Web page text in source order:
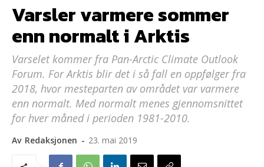
Varsler varmere sommer
enn normalt i Arktis
Varselet kommer fra Pan-Arctic Climate Outlook
Forum. For Arktis blir det i så fall en oppfølger fra
2018, hvor mesteparten av området var varmere
enn normalt. Med normalt menes gjennomsnittet
for hver måned i perioden 1981-2010.
Av Redaksjonen - 23. mai 2019